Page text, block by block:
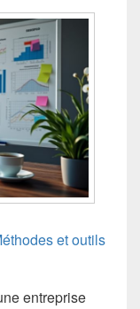
et outils
entreprise